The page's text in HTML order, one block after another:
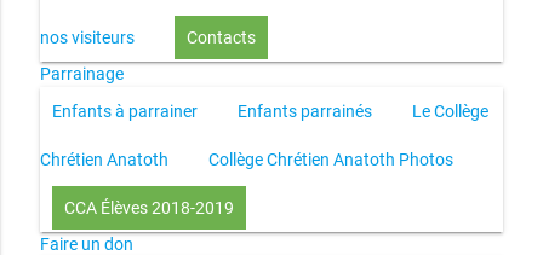
nos visiteurs
Contacts
Parrainage
Enfants à parrainer
Enfants parrainés Le Collège
Chrétien Anatoth Collège Chrétien Anatoth Photos
CCA Élèves 2018-2019
Faire un don